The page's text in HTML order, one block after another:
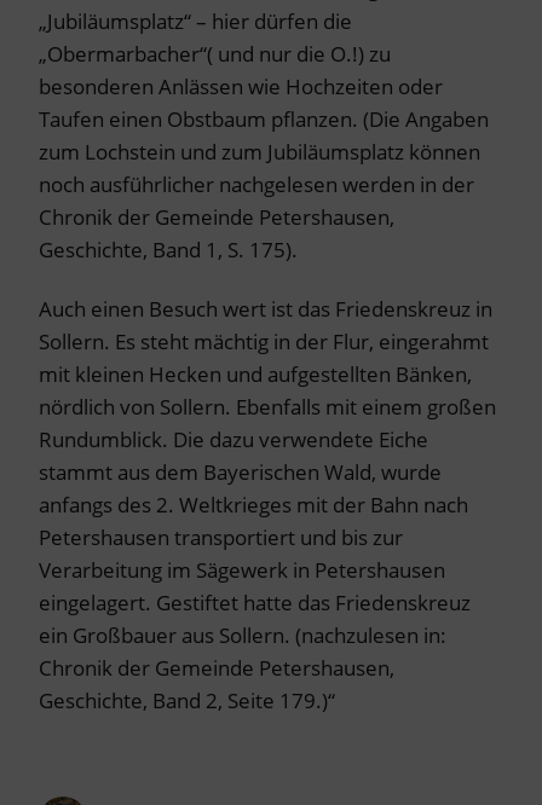
„Jubiläumsplatz“ – hier dürfen die
„Obermarbacher“( und nur die O.!) zu
besonderen Anlässen wie Hochzeiten oder
Taufen einen Obstbaum pflanzen. (Die Angaben
zum Lochstein und zum Jubiläumsplatz können
noch ausführlicher nachgelesen werden in der
Chronik der Gemeinde Petershausen,
Geschichte, Band 1, S. 175).
Auch einen Besuch wert ist das Friedenskreuz in
Sollern. Es steht mächtig in der Flur, eingerahmt
mit kleinen Hecken und aufgestellten Bänken,
nördlich von Sollern. Ebenfalls mit einem großen
Rundumblick. Die dazu verwendete Eiche
stammt aus dem Bayerischen Wald, wurde
anfangs des 2. Weltkrieges mit der Bahn nach
Petershausen transportiert und bis zur
Verarbeitung im Sägewerk in Petershausen
eingelagert. Gestiftet hatte das Friedenskreuz
ein Großbauer aus Sollern. (nachzulesen in:
Chronik der Gemeinde Petershausen,
Geschichte, Band 2, Seite 179.)“